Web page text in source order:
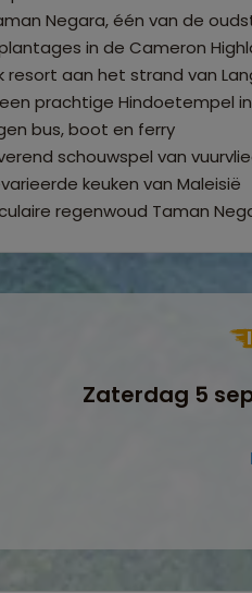
Negara, één van de
in de Cameron
resort aan het strand van
prachtige Hindoetempel
bus, boot en ferry
schouwspel van
keuken van Maleisië
regenwoud Taman
Zaterdag 5